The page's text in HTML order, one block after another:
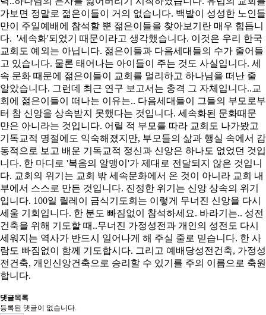
가보면 정말로 젊은이들이 거의 없습니다. 백발이 성성한 노인들
만이 주일예배에 참석할 뿐 젊은이들을 찾아보기란 매우 힘듭니
다. '세속화'되었기 때문이라고 생각했습니다. 이것은 우리 한국
교회도 예외는 아닙니다. 젊은이들과 다음세대들의 수가 줄어들
고 있습니다. 물론 태어나는 아이들이 주는 것도 사실입니다. 세
속 문화 때문에 젊은이들이 교회를 멀리하고 하나님을 떠난 줄
알았습니다. 그런데 최근 연구 보고서는 충격 그 자체입니다..교
회에 젊은이들이 떠나는 이유는.. 다음세대들이 그들의 부모로부
터 참 신앙을 상속받지 못했다는 것입니다. 세속화된 문화때문
만은 아니라는 것입니다. 어릴 적 부모를 따라 교회도 나가봤고
기독교적 명절에도 익숙해졌지만, 부모들의 삶과 행실 속에서 감
동적으로 보고 배운 기독교적 정신과 신앙은 하나도 없었던 것입
니다. 한 마디로 '복음의 알맹이'가 제대로 전달되지 않은 것입니
다. 교회의 위기는 교회 밖 세속문화에서 온 것이 아니라 교회 내
부에서 스스로 만든 것입니다. 진정한 위기는 신앙 상속의 위기
입니다. 100일 릴레이 금식기도회는 이렇게 무너진 신앙을 다시
세울 기회입니다. 한 분도 빠짐없이 참석하세요. 바라기는.. 성전
건축을 위해 기도할 때..무너진 가정성전과 개인의 성전도 다시
세워지는 역사가 반드시 일어나게 해 주실 줄로 믿습니다. 한 사
람도 빠짐없이 함께 기도합시다. 그리고 예배당성전건축, 가정성
전건축, 개인신앙건축으로 승리할 수 있기를 주의 이름으로 축원
합니다.
댓글목록
등록된 댓글이 없습니다.